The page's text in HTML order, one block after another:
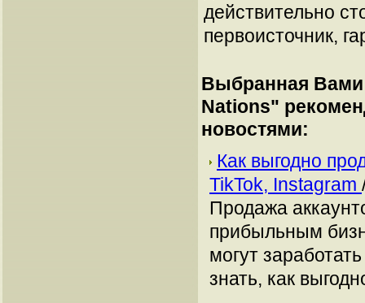
действительно
первоисточник,
Выбранная Вами
Nations"
новостями:
Как выгодно
TikTok, Instagram
Продажа
прибыльным
могут
знать, как